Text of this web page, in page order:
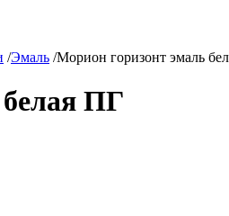
/Эмаль /Морион горизонт эмаль
ПГ